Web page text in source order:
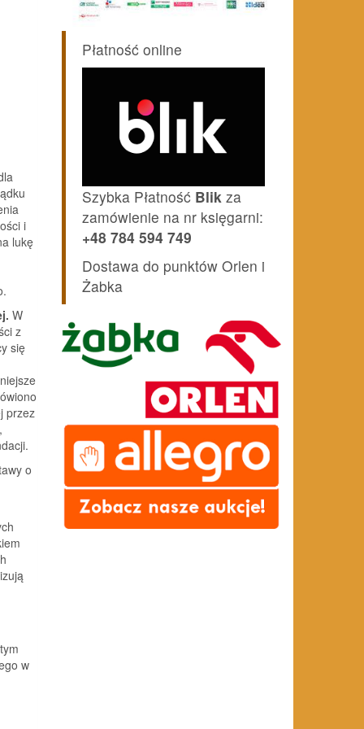
i
lukę
W
z
się
przez
o
w
Płatność online
Szybka Płatność Blik za
zamówienie na nr księgarni:
+48 784 594 749
Dostawa do punktów Orlen i
Żabka